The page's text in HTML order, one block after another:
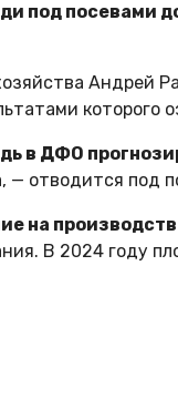
под посевами
Андрей
которого
в ДФО
— отводится под
на
В 2024 году